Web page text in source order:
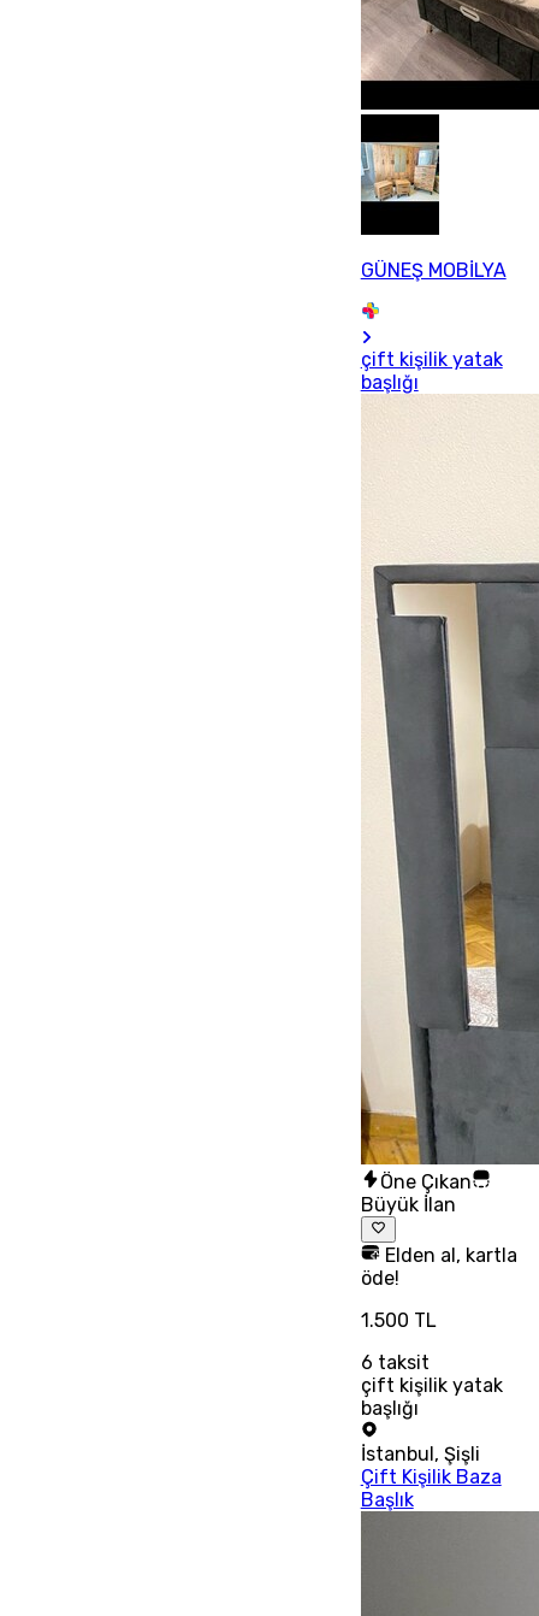
GÜNEŞ MOBİLYA
çift kişilik yatak
başlığı
Öne Çıkan
Büyük İlan
Elden al, kartla
öde!
1.500 TL
6 taksit
çift kişilik yatak
başlığı
İstanbul , Şişli
Çift Kişilik Baza
Başlık